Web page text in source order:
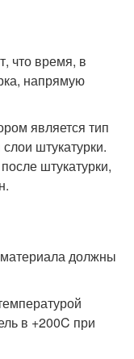
что время, в
напрямую
является тип
штукатурки.
штукатурки,
должны
в +200C при